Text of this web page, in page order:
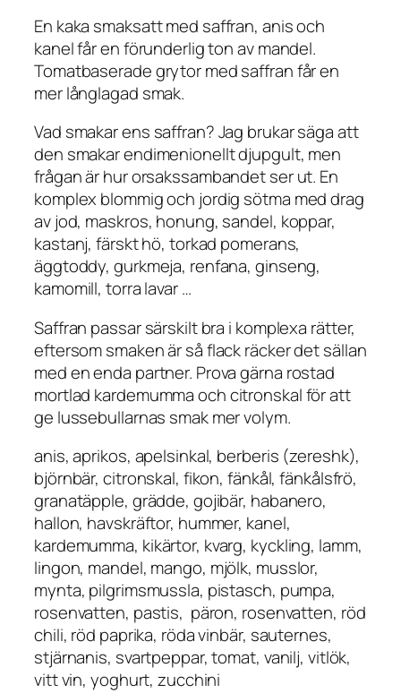
En kaka smaksatt med saffran, anis och
kanel får en förunderlig ton av mandel.
Tomatbaserade grytor med saffran får en
mer långlagad smak.
Vad smakar ens saffran? Jag brukar säga att
den smakar endimenionellt djupgult, men
frågan är hur orsakssambandet ser ut. En
komplex blommig och jordig sötma med drag
av jod, maskros, honung, sandel, koppar,
kastanj, färskt hö, torkad pomerans,
äggtoddy, gurkmeja, renfana, ginseng,
kamomill, torra lavar …
Saffran passar särskilt bra i komplexa rätter,
eftersom smaken är så flack räcker det sällan
med en enda partner. Prova gärna rostad
mortlad kardemumma och citronskal för att
ge lussebullarnas smak mer volym.
anis, aprikos, apelsinkal, berberis (zereshk),
björnbär, citronskal, fikon, fänkål, fänkålsfrö,
granatäpple, grädde, gojibär, habanero,
hallon, havskräftor, hummer, kanel,
kardemumma, kikärtor, kvarg, kyckling, lamm,
lingon, mandel, mango, mjölk, musslor,
mynta, pilgrimsmussla, pistasch, pumpa,
rosenvatten, pastis, päron, rosenvatten, röd
chili, röd paprika, röda vinbär, sauternes,
stjärnanis, svartpeppar, tomat, vanilj, vitlök,
vitt vin, yoghurt, zucchini